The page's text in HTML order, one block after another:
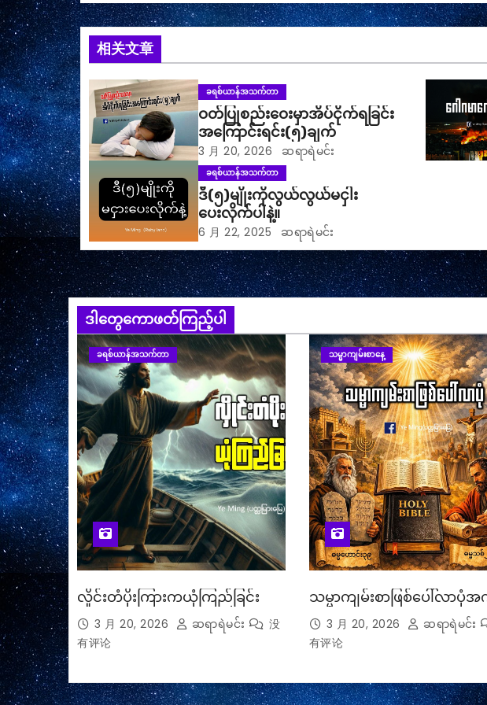
相关文章
ခရစ်ယာန်အသက်တာ
ဝတ်ပြုစည်းဝေးမှာအိပ်ငိုက်ရခြင်း
အကြောင်းရင်း(၅)ချက်
3 月 20, 2026 ဆရာရဲမင်း
ခရစ်ယာန်အသက်တာ
ဒီ(၅)မျိုးကိုလွယ်လွယ်မငှါး
ပေးလိုက်ပါနဲ့။
6 月 22, 2025 ဆရာရဲမင်း
ဒါတွေကောဖတ်ကြည့်ပါ
ခရစ်ယာန်အသက်တာ
လှိုင်းတံပိုးကြားကယုံကြည်ခြင်း
3 月 20, 2026 ဆရာရဲမင်း
没
有评论
သမ္မာကျမ်းစာနေ့
သမ္မာကျမ်းစာဖြစ်ပေါ်လာပုံအ
3 月 20, 2026 ဆရာရဲမင်း
有评论